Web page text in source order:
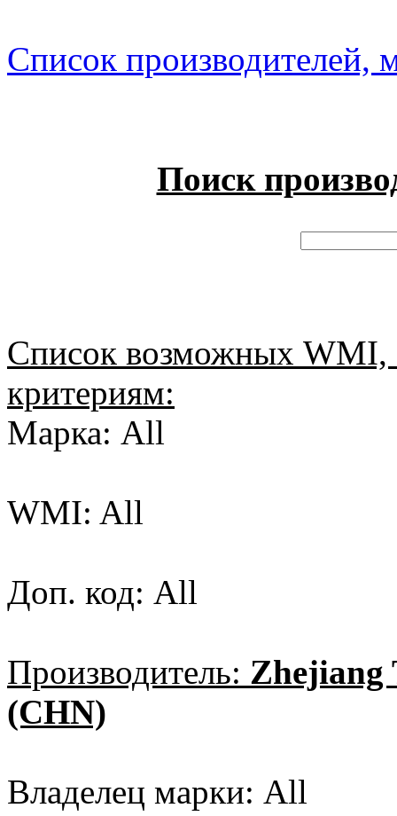
Список производителей,
Поиск
Список возможных
критериям:
Марка: All
WMI: All
Доп. код: All
Производитель: Zhejiang
(CHN)
Владелец марки: All